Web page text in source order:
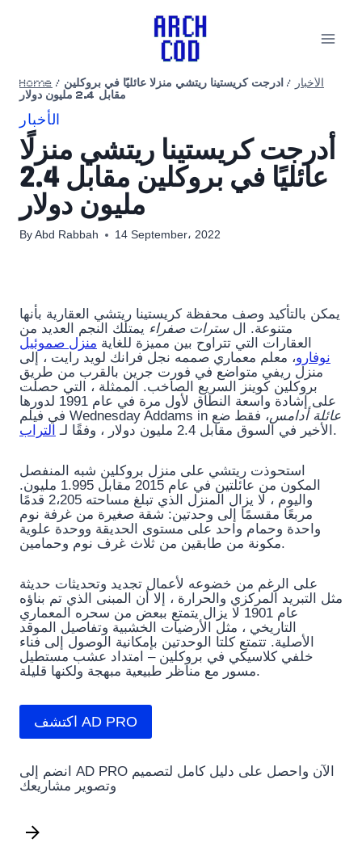
Home / الأخبار / أدرجت كريستينا ريتشي منزلًا عائليًا في بروكلين
مقابل 2.4 مليون دولار
الأخبار
أدرجت كريستينا ريتشي منزلًا
عائليًا في بروكلين مقابل 2.4
مليون دولار
By Abd Rabbah 14 September، 2022
يمكن بالتأكيد وصف محفظة كريستينا ريتشي العقارية بأنها
متنوعة. السترات صفراء يمتلك النجم العديد من
العقارات التي تتراوح بين مميزة للغاية منزل صموئيل
نوفارو، معلم معماري صممه نجل فرانك لويد رايت ، إلى
منزل ريفي متواضع في فورت جرين بالقرب من طريق
بروكلين كوينز السريع الصاخب. الممثلة ، التي حصلت
على إشادة واسعة النطاق لأول مرة في عام 1991 لدورها
في فيلم Wednesday Addams in
عائلة أدامس، فقط ضع
الأخير في السوق مقابل 2.4 مليون دولار ، وفقًا لـ
التراب .
استحوذت ريتشي على منزل بروكلين شبه المنفصل
المكون من عائلتين في عام 2015 مقابل 1.995 مليون.
واليوم ، لا يزال المنزل الذي تبلغ مساحته 2،205 قدمًا
مربعًا مقسمًا إلى وحدتين: شقة صغيرة من غرفة نوم
واحدة وحمام واحد على مستوى الحديقة ووحدة علوية
مكونة من طابقين من ثلاث غرف نوم وحمامين.
على الرغم من خضوعه لأعمال تجديد وتحديثات حديثة
مثل التبريد المركزي والحرارة ، إلا أن المبنى الذي تم بناؤه
عام 1901 لا يزال يتمتع ببعض من سحره المعماري
التاريخي ، مثل الأرضيات الخشبية وتفاصيل الموقد
الأصلية. تتمتع كلتا الوحدتين بإمكانية الوصول إلى فناء
خلفي كلاسيكي في بروكلين – امتداد عشب مستطيل
مسور مع مناظر طبيعية مبهجة ولكنها قليلة.
اكتشف AD PRO
انضم إلى AD PRO الآن واحصل على دليل كامل لتصميم
وتصوير مشاريعك